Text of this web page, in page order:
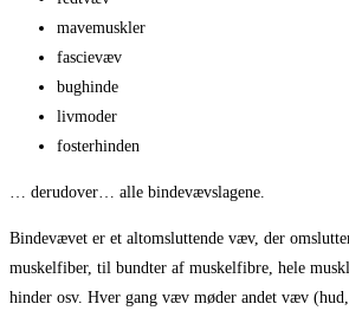
mavemuskler
fascievæv
bughinde
livmoder
fosterhinden
… derudover… alle bindevævslagene.
Bindevævet er et altomsluttende væv, der
muskelfiber, til bundter af muskelfibre, hele
hinder osv. Hver gang væv møder andet væv